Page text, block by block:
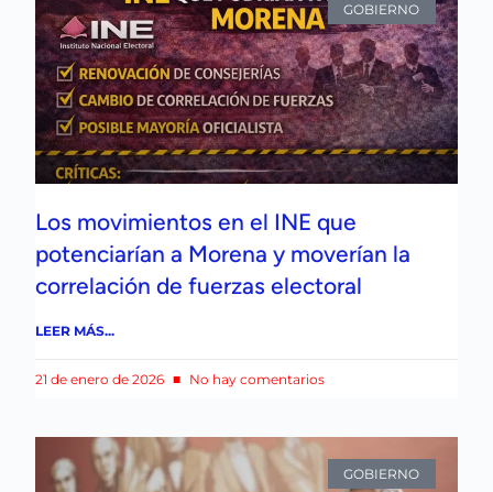
GOBIERNO
Los movimientos en el INE que
potenciarían a Morena y moverían la
correlación de fuerzas electoral
LEER MÁS...
21 de enero de 2026 No hay comentarios
GOBIERNO